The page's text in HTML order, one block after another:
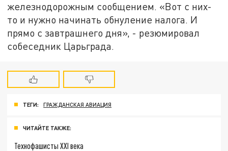
железнодорожным сообщением. «Вот с них-
то и нужно начинать обнуление налога. И
прямо с завтрашнего дня», - резюмировал
собеседник Царьграда.
ТЕГИ: ГРАЖДАНСКАЯ АВИАЦИЯ
ЧИТАЙТЕ ТАКЖЕ:
Технофашисты XXI века